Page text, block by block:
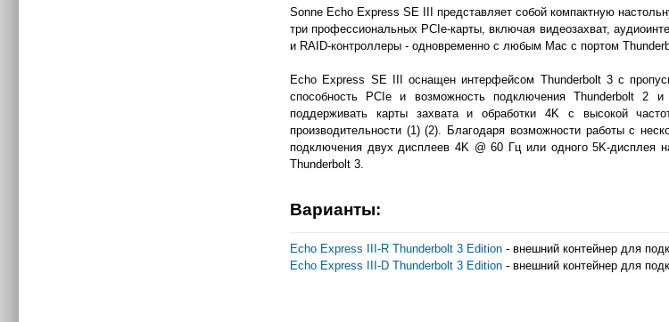
Sonne Echo Express SE III представляет собой компактную
три профессиональных PCIe-карты, включая видеозахват,
и RAID-контроллеры - одновременно с любым Mac с портом
Echo Express SE III оснащен интерфейсом Thunderbolt 3 с
способность PCIe и возможность подключения Thunderbolt 2
поддерживать карты захвата и обработки 4K с высокой
производительности (1) (2). Благодаря возможности работы с
подключения двух дисплеев 4K @ 60 Гц или одного 5K-дисплея
Thunderbolt 3.
Варианты:
Echo Express III-R Thunderbolt 3 Edition - внешний контейнер для
Echo Express III-D Thunderbolt 3 Edition - внешний контейнер для